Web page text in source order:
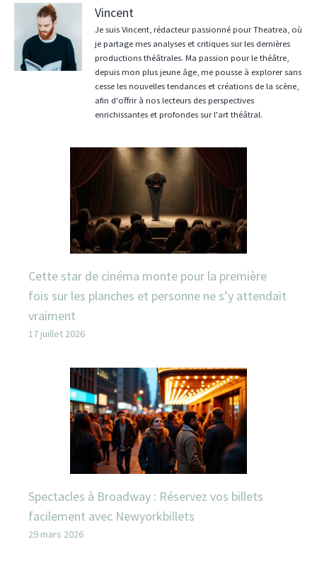
Vincent
Je suis Vincent, rédacteur passionné pour Theatrea, où
je partage mes analyses et critiques sur les dernières
productions théâtrales. Ma passion pour le théâtre,
depuis mon plus jeune âge, me pousse à explorer sans
cesse les nouvelles tendances et créations de la scène,
afin d'offrir à nos lecteurs des perspectives
enrichissantes et profondes sur l'art théâtral.
Cette star de cinéma monte pour la première
fois sur les planches et personne ne s’y attendait
vraiment
17 juillet 2026
Spectacles à Broadway : Réservez vos billets
facilement avec Newyorkbillets
29 mars 2026